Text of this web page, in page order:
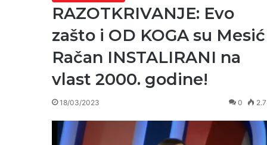
RAZOTKRIVANJE: Evo
zašto i OD KOGA su
Račan INSTALIRANI na
vlast 2000. godine!
18/03/2023 0